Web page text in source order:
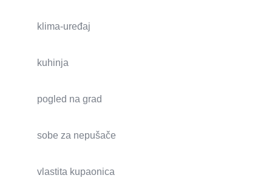
klima-uređaj
kuhinja
pogled na grad
sobe za nepušače
vlastita kupaonica